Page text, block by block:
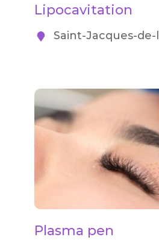
Lipocavitation
Saint-Jacques-de-
Plasma pen